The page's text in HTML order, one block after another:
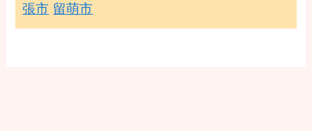
張市 留萌市